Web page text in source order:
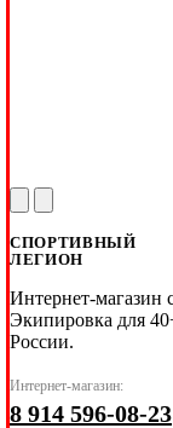
СПОРТИВНЫЙ
ЛЕГИОН
Интернет-магазин
Экипировка для
России.
Интернет-магазин:
8 914 596-08-23